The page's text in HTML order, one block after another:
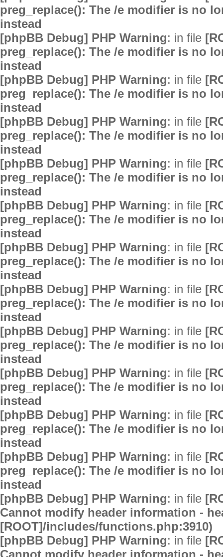
preg_replace(): The /e modifier is no
instead
[phpBB Debug] PHP Warning: in file
preg_replace(): The /e modifier is no
instead
[phpBB Debug] PHP Warning: in file
preg_replace(): The /e modifier is no
instead
[phpBB Debug] PHP Warning: in file
preg_replace(): The /e modifier is no
instead
[phpBB Debug] PHP Warning: in file
preg_replace(): The /e modifier is no
instead
[phpBB Debug] PHP Warning: in file
preg_replace(): The /e modifier is no
instead
[phpBB Debug] PHP Warning: in file
preg_replace(): The /e modifier is no
instead
[phpBB Debug] PHP Warning: in file
preg_replace(): The /e modifier is no
instead
[phpBB Debug] PHP Warning: in file
preg_replace(): The /e modifier is no
instead
[phpBB Debug] PHP Warning: in file
preg_replace(): The /e modifier is no
instead
[phpBB Debug] PHP Warning: in file
preg_replace(): The /e modifier is no
instead
[phpBB Debug] PHP Warning: in file
preg_replace(): The /e modifier is no
instead
[phpBB Debug] PHP Warning: in file
Cannot modify header information -
[ROOT]/includes/functions.php:3910)
[phpBB Debug] PHP Warning: in file
Cannot modify header information -